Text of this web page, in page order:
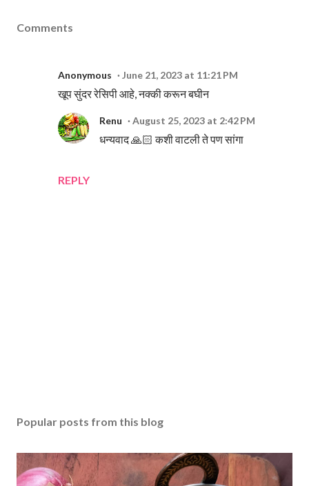
Comments
Anonymous June 21, 2023 at 11:21 PM
खूप सुंदर रेसिपी आहे, नक्की करून बघीन
REPLY
Renu August 25, 2023 at 2:42 PM
धन्यवाद 🙏🏻 कशी वाटली ते पण सांगा
s
C
o
Popular posts from this blog